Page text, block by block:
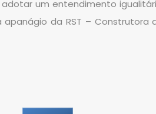
adotar um entendimento
da RST – Construtora